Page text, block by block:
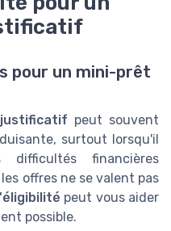
pour un mini-prêt
peut souvent
surtout lorsqu'il
financières
offres ne se valent pas
peut vous aider
possible.